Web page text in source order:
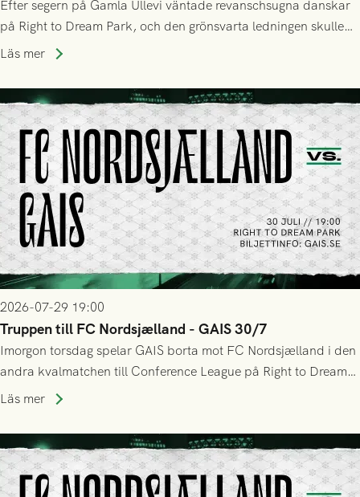
Efter segern på Gamla Ullevi väntade revanschsugna danskar
på Right to Dream Park, och den grönsvarta ledningen skulle
upphöra efter mindre än kvarten spelad. På lika mark visade
tennissiffror och det grönsvarta europaäventyret tog slut.
Läs mer
2026-07-29 19:00
Truppen till FC Nordsjælland - GAIS 30/7
Imorgon torsdag spelar GAIS borta mot FC Nordsjælland i den
andra kvalmatchen till Conference League på Right to Dream
Park! Fredrik Holmberg och ledarstaben har tagit ut följande
Läs mer